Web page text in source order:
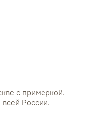
с примеркой.
всей России.